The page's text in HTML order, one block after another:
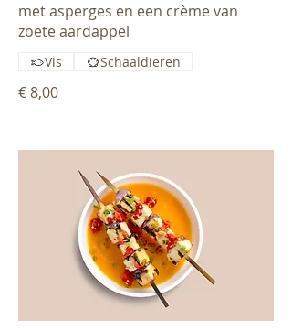
met asperges en een crème van
zoete aardappel
€ 8,00
Vis Schaaldieren